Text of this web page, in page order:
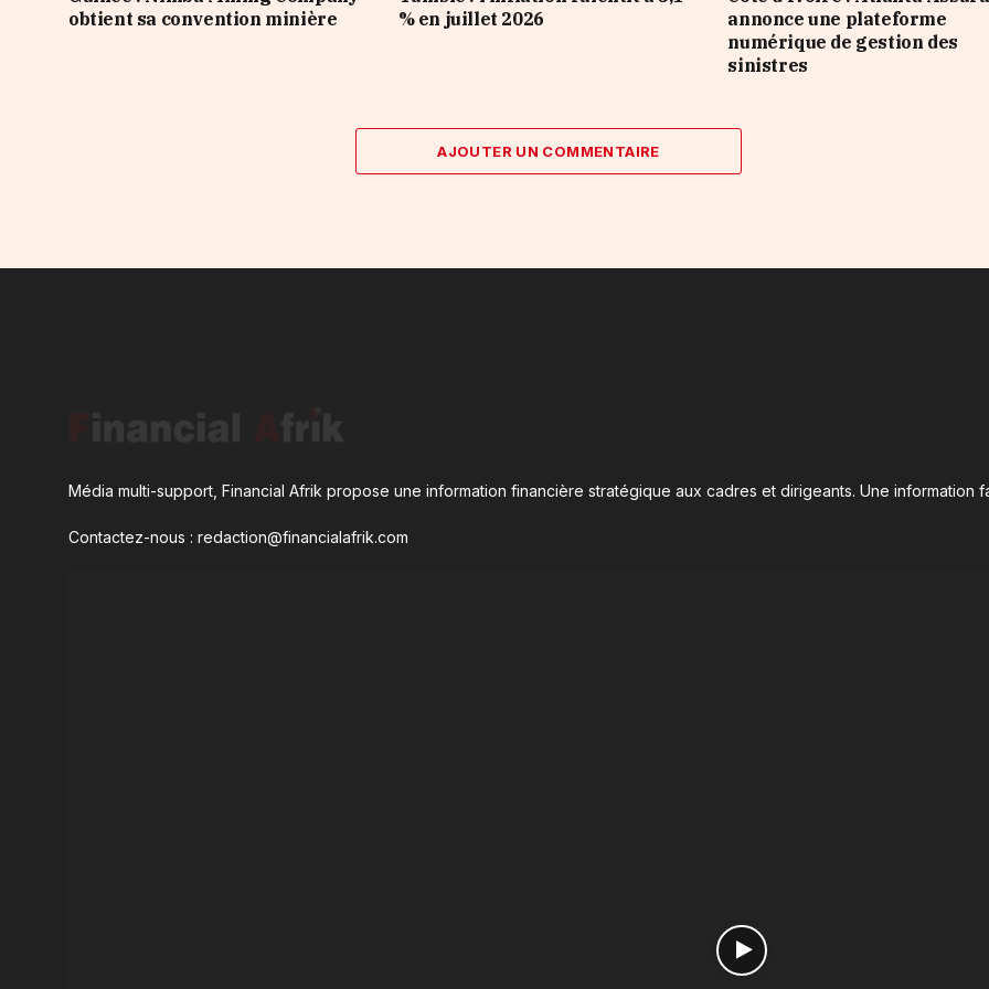
obtient sa convention minière
% en juillet 2026
annonce une plateforme
numérique de gestion des
sinistres
AJOUTER UN COMMENTAIRE
Média multi-support, Financial Afrik propose une information financière stratégique aux cadres et dirigeants. Une information
Contactez-nous : redaction@financialafrik.com